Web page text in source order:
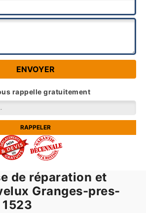
rappelle gratuitement
de réparation et
Granges-pres-